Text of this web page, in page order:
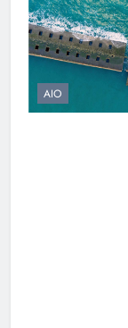
AIO